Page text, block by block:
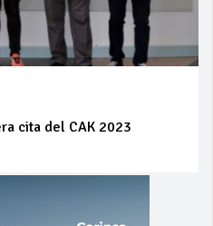
cita del CAK 2023